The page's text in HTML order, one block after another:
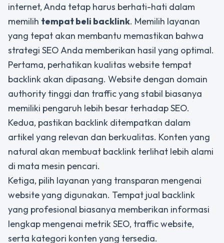
internet, Anda tetap harus berhati-hati dalam
memilih tempat beli backlink. Memilih layanan
yang tepat akan membantu memastikan bahwa
strategi SEO Anda memberikan hasil yang optimal.
Pertama, perhatikan kualitas website tempat
backlink akan dipasang. Website dengan domain
authority tinggi dan traffic yang stabil biasanya
memiliki pengaruh lebih besar terhadap SEO.
Kedua, pastikan backlink ditempatkan dalam
artikel yang relevan dan berkualitas. Konten yang
natural akan membuat backlink terlihat lebih alami
di mata mesin pencari.
Ketiga, pilih layanan yang transparan mengenai
website yang digunakan. Tempat jual backlink
yang profesional biasanya memberikan informasi
lengkap mengenai metrik SEO, traffic website,
serta kategori konten yang tersedia.